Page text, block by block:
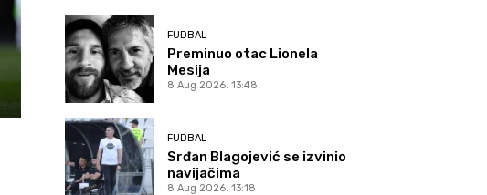
FUDBAL
Preminuo otac Lionela
Mesija
8 Aug 2026. 13:48
FUDBAL
Srđan Blagojević se izvinio
navijačima
8 Aug 2026. 13:18